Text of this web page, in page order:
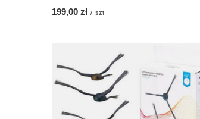
199,00 zł / szt.